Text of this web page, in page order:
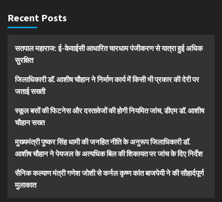
Recent Posts
सतपाल महाराज: ई-केवाईसी आधारित चारधाम पंजीकरण से यात्रा हुई अधिक
सुरक्षित
जिलाधिकारी डॉ. आशीष चौहान ने निर्माण कार्य में किसी भी प्रकार की देरी पर
जताई सख्ती
स्कूल बसों की फिटनेस और दस्तावेजों की होगी नियमित जांच, डीएम डॉ. आशीष
चौहान सख्त
मुख्यमंत्री पुष्कर सिंह धामी की जनहित नीति के अनुरूप जिलाधिकारी डॉ.
आशीष चौहान ने पेयजल के अत्यधिक बिल की शिकायत पर जांच के दिए निर्देश
सैनिक कल्याण मंत्री गणेश जोशी से कर्नल कृष्ण कांत बाजपेयी ने की सौहार्दपूर्ण
मुलाकात